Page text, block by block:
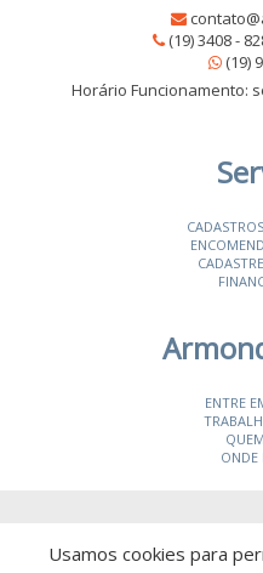
(19) 3408 -
(19)
Horário Funcionamento:
ENTRE
ONDE
Usamos cookies para